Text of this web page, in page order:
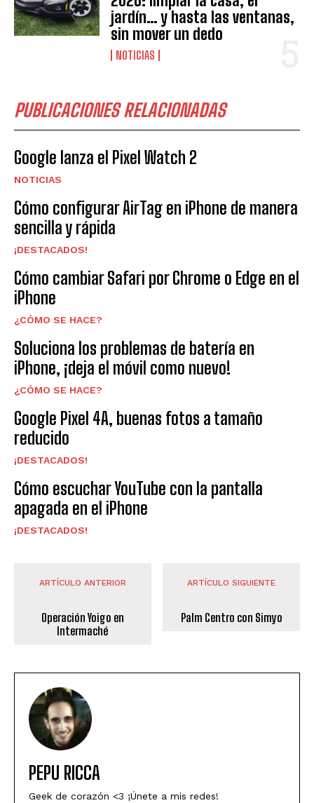
jardín… y hasta las ventanas,
sin mover un dedo
NOTICIAS
PUBLICACIONES RELACIONADAS
Google lanza el Pixel Watch 2
NOTICIAS
Cómo configurar AirTag en iPhone de manera
sencilla y rápida
¡DESTACADOS!
Cómo cambiar Safari por Chrome o Edge en el
iPhone
¿CÓMO SE HACE?
Soluciona los problemas de batería en
iPhone, ¡deja el móvil como nuevo!
¿CÓMO SE HACE?
Google Pixel 4A, buenas fotos a tamaño
reducido
¡DESTACADOS!
Cómo escuchar YouTube con la pantalla
apagada en el iPhone
¡DESTACADOS!
ARTÍCULO ANTERIOR
Operación Yoigo en
Intermaché
ARTÍCULO SIGUIENTE
Palm Centro con Simyo
PEPU RICCA
Geek de corazón <3 ¡Únete a mis redes!